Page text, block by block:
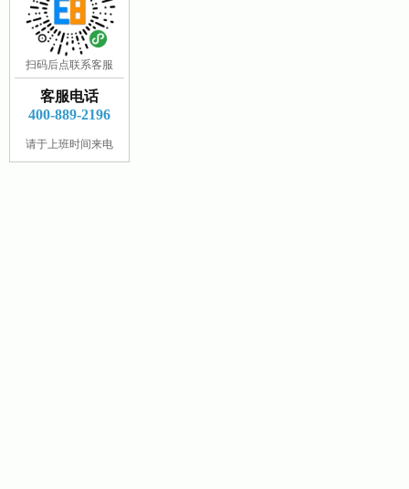
扫码后点联系客服
客服电话
400-889-2196
请于上班时间来电